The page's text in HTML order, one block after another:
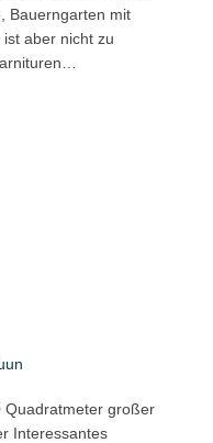
Bauerngarten mit
aber nicht zu
Quadratmeter großer
Interessantes